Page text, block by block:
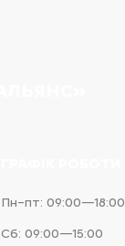
Пн–пт: 09:00—18:00
Сб: 09:00—15:00